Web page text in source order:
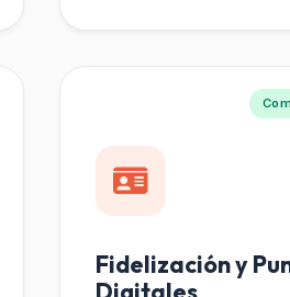
Fidelización y